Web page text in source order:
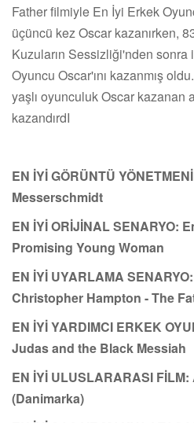
Father filmiyle En İyi Erkek
üçüncü kez Oscar kazanırken,
Kuzuların Sessizliği'nden
Oyuncu Oscar'ını kazanmış
yaşlı oyunculuk Oscar kazanan
kazandırdI
EN İYİ GÖRÜNTÜ
Messerschmidt
EN İYİ ORİJİNAL SENARYO:
Promising Young Woman
EN İYİ UYARLAMA
Christopher Hampton - The
EN İYİ YARDIMCI ERKEK
Judas and the Black Messiah
EN İYİ ULUSLARARASI
(Danimarka)